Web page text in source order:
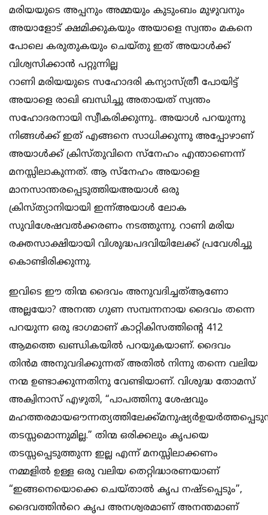
മരിയയുടെ അപ്പനും അമ്മയും കുടുംബം മുഴുവനും
അയാളോട് ക്ഷമിക്കുകയും അയാളെ സ്വന്തം മകനെ
പോലെ കരുതുകയും ചെയ്തു ഇത് അയാൾക്ക്
വിശ്വസിക്കാൻ പറ്റുന്നില്ല
റാണി മരിയയുടെ സഹോദരി കന്യാസ്ത്രീ പോയിട്ട്
അയാളെ രാഖി ബന്ധിച്ചു അതായത് സ്വന്തം
സഹോദരനായി സ്വീകരിക്കുന്നു.. അയാൾ പറയുന്നു
നിങ്ങൾക്ക് ഇത് എങ്ങനെ സാധിക്കുന്നു അപ്പോഴാണ്
അയാൾക്ക് ക്രിസ്തുവിനെ സ്നേഹം എന്താണെന്ന്
മനസ്സിലാകുന്നത്. ആ സ്നേഹം അയാളെ
മാനസാന്തരപ്പെടുത്തിയഅയാൾ ഒരു
ക്രിസ്ത്യാനിയായി ഇന്ന്അയാൾ ലോക
സുവിശേഷവൽക്കരണം നടത്തുന്നു. റാണി മരിയ
രക്തസാക്ഷിയായി വിശുദ്ധപദവിയിലേക്ക് പ്രവേശിച്ചു
കൊണ്ടിരിക്കുന്നു.
ഇവിടെ ഈ തിന്മ ദൈവം അനുവദിച്ചത്ആണോ
അല്ലയോ? അനന്ത ഗുണ സമ്പന്നനായ ദൈവം തന്നെ
പറയുന്ന ഒരു ഭാഗമാണ് കാറ്റികിസത്തിൻ്റെ 412
ആമത്തെ ഖണ്ഡികയിൽ പറയുകയാണ്. ദൈവം
തിൻമ അനുവദിക്കുന്നത് അതിൽ നിന്നു തന്നെ വലിയ
നന്മ ഉണ്ടാക്കുന്നതിനു വേണ്ടിയാണ്. വിശുദ്ധ തോമസ്
അക്വിനാസ് എഴുതി, “പാപത്തിനു ശേഷവും
തടസ്സമൊന്നുമില്ല.” തിന്മ ഒരിക്കലും കൃപയെ
തടസ്സപ്പെടുത്തുന്ന ഇല്ല എന്ന് മനസ്സിലാക്കണം
നമ്മളിൽ ഉള്ള ഒരു വലിയ തെറ്റിദ്ധാരണയാണ്
“ഇങ്ങനെയൊക്കെ ചെയ്താൽ കൃപ നഷ്ടപ്പെടും”,
ദൈവത്തിൻറെ കൃപ അനശ്വരമാണ് അനന്തമാണ്